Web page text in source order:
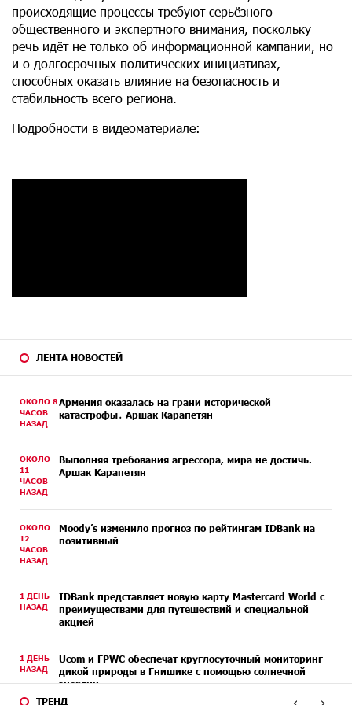
ЛЕНТА НОВОСТЕЙ
ОКОЛО 8
ЧАСОВ
НАЗАД
Армения оказалась на грани исторической
катастрофы․ Аршак Карапетян
ОКОЛО
11
ЧАСОВ
НАЗАД
Выполняя требования агрессора, мира не достичь.
Аршак Карапетян
ОКОЛО
12
ЧАСОВ
НАЗАД
Moody’s изменило прогноз по рейтингам IDBank на
позитивный
1 ДЕНЬ
НАЗАД
IDBank представляет новую карту Mastercard World с
преимуществами для путешествий и специальной
акцией
1 ДЕНЬ
НАЗАД
Ucom и FPWC обеспечат круглосуточный мониторинг
дикой природы в Гнишике с помощью солнечной
энергии
происходящие процессы требуют серьёзного
общественного и экспертного внимания, поскольку
речь идёт не только об информационной кампании, но
и о долгосрочных политических инициативах,
способных оказать влияние на безопасность и
стабильность всего региона.
Подробности в видеоматериале:
ТРЕНД